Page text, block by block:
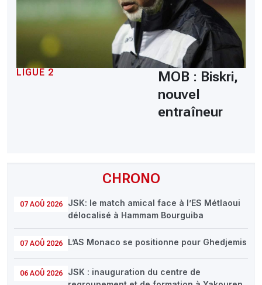
CHRONO
07 AOÛ 2026
JSK: le match amical face à l’ES Métlaoui
délocalisé à Hammam Bourguiba
07 AOÛ 2026 L’AS Monaco se positionne pour Ghedjemis
06 AOÛ 2026
JSK : inauguration du centre de
LIGUE 2
MOB : Biskri,
nouvel
entraîneur